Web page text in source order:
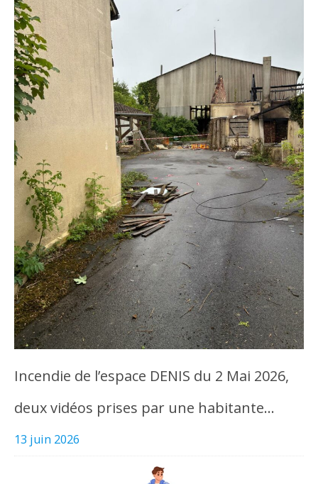
Incendie de l’espace DENIS du 2 Mai 2026,
deux vidéos prises par une habitante…
13 juin 2026